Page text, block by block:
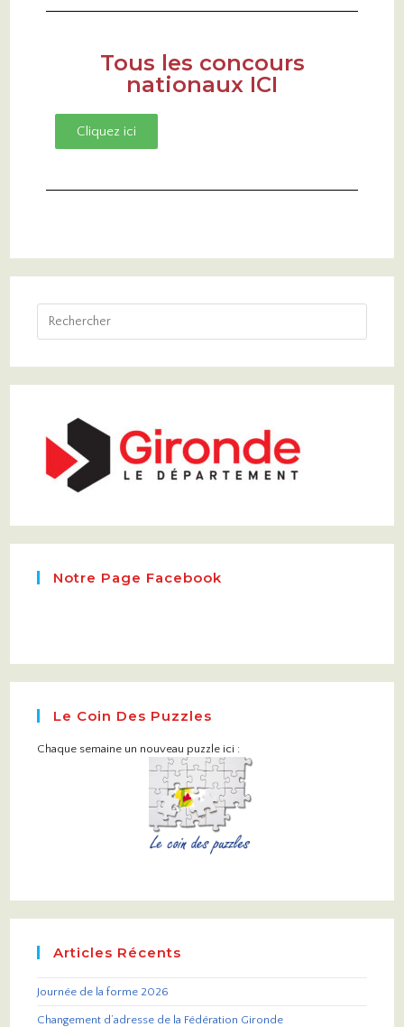
Tous les concours
nationaux ICI
Cliquez ici
Notre Page Facebook
Le Coin Des Puzzles
Chaque semaine un nouveau puzzle ici :
Articles Récents
Journée de la forme 2026
Changement d’adresse de la Fédération Gironde